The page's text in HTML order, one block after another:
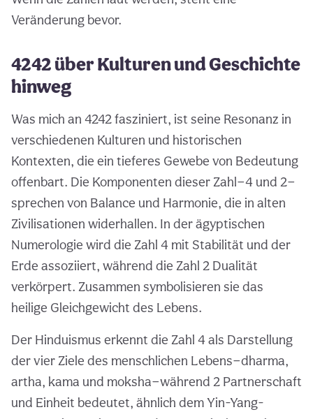
Veränderung bevor.
4242 über Kulturen und Geschichte
hinweg
Was mich an 4242 fasziniert, ist seine Resonanz in
verschiedenen Kulturen und historischen
Kontexten, die ein tieferes Gewebe von Bedeutung
offenbart. Die Komponenten dieser Zahl—4 und 2—
sprechen von Balance und Harmonie, die in alten
Zivilisationen widerhallen. In der ägyptischen
Numerologie wird die Zahl 4 mit Stabilität und der
Erde assoziiert, während die Zahl 2 Dualität
verkörpert. Zusammen symbolisieren sie das
heilige Gleichgewicht des Lebens.
Der Hinduismus erkennt die Zahl 4 als Darstellung
der vier Ziele des menschlichen Lebens—dharma,
artha, kama und moksha—während 2 Partnerschaft
und Einheit bedeutet, ähnlich dem Yin-Yang-